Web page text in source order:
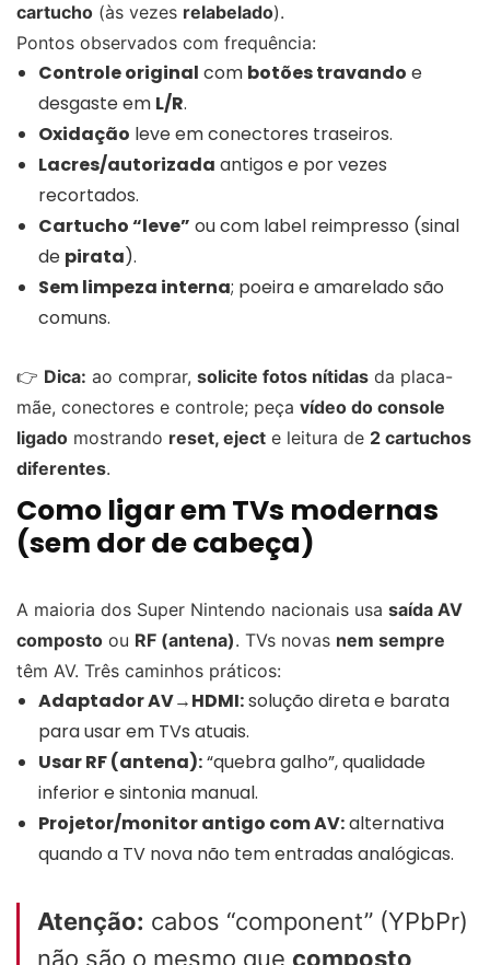
cartucho (às vezes relabelado).
Pontos observados com frequência:
Controle original com botões travando e
desgaste em L/R.
Oxidação leve em conectores traseiros.
Lacres/autorizada antigos e por vezes
recortados.
Cartucho “leve” ou com label reimpresso (sinal
de pirata).
Sem limpeza interna; poeira e amarelado são
comuns.
👉 Dica: ao comprar, solicite fotos nítidas da placa-
mãe, conectores e controle; peça vídeo do console
ligado mostrando reset, eject e leitura de 2 cartuchos
diferentes.
Como ligar em TVs modernas
(sem dor de cabeça)
A maioria dos Super Nintendo nacionais usa saída AV
composto ou RF (antena). TVs novas nem sempre
têm AV. Três caminhos práticos:
Adaptador AV→HDMI:solução direta e barata
para usar em TVs atuais.
Usar RF (antena):“quebra galho”, qualidade
inferior e sintonia manual.
Projetor/monitor antigo com AV:alternativa
quando a TV nova não tem entradas analógicas.
Atenção: cabos “component” (YPbPr)
não são o mesmo que composto